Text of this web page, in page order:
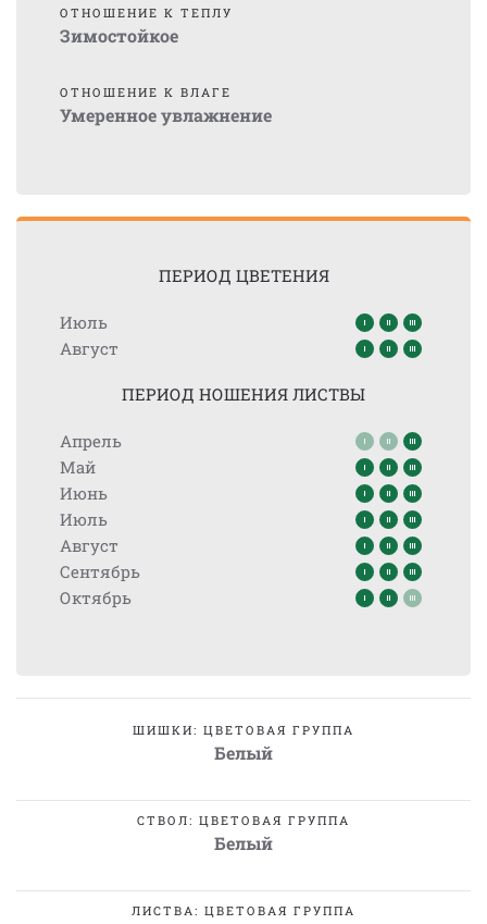
ОТНОШЕНИЕ К ТЕПЛУ
Зимостойкое
ОТНОШЕНИЕ К ВЛАГЕ
Умеренное увлажнение
ПЕРИОД ЦВЕТЕНИЯ
Июль
Август
ПЕРИОД НОШЕНИЯ ЛИСТВЫ
Апрель
Май
Июнь
Июль
Август
Сентябрь
Октябрь
ШИШКИ: ЦВЕТОВАЯ ГРУППА
Белый
СТВОЛ: ЦВЕТОВАЯ ГРУППА
Белый
ЛИСТВА: ЦВЕТОВАЯ ГРУППА